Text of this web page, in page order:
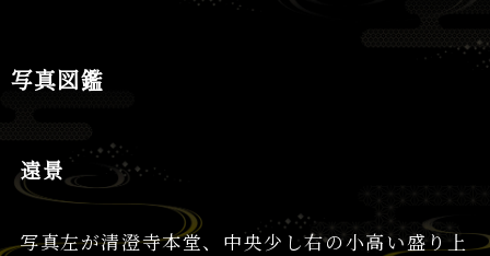
写真図鑑
遠景
写真左が清澄寺本堂、中央少し右の小高い盛り上